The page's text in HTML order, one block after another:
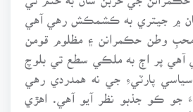
۾ جيتري به ڪشمڪش رهي آهي
وطن حڪمرانن ۽ مظلوم قومن
آهي پر اڄ به ملڪي سطع تي بلوچ
سياسي پارٽيءِ جي نه همدردي رهي
جو ڪو جذبو نظر آيو آهي. اهڙي